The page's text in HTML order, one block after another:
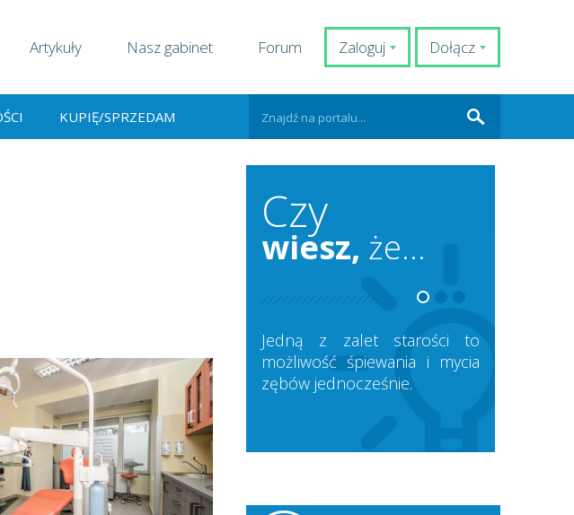
Dołącz
Zaloguj
Artykuły Nasz gabinet Forum
KUPIĘ/SPRZEDAM
Czy
wiesz, że...
Jedną z zalet starości to
możliwość śpiewania i mycia
zębów jednocześnie.